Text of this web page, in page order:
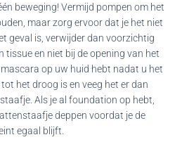
beweging! Vermijd pompen om het
maar zorg ervoor dat je het niet
geval is, verwijder dan voorzichtig
tissue en niet bij de opening van het
op uw huid hebt nadat u het
het droog is en veeg het er dan
Als je al foundation op hebt,
deppen voordat je de
egaal blijft.